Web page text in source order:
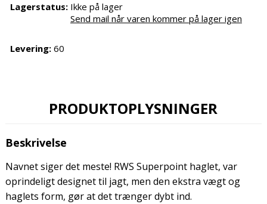
Lagerstatus: Ikke på lager
Send mail når varen kommer på lager igen
Levering:60
PRODUKTOPLYSNINGER
Beskrivelse
Navnet siger det meste! RWS Superpoint haglet, var
oprindeligt designet til jagt, men den ekstra vægt og
haglets form, gør at det trænger dybt ind.